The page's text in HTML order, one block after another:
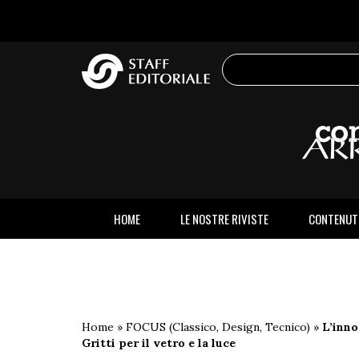
HOME LE NOSTRE RIVISTE
Home » FOCUS (Classico, Design, Tecnico) »
Gritti per il vetro e la luce